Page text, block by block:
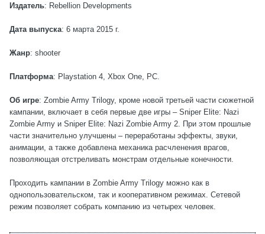
Издатель: Rebellion Developments
Дата выпуска: 6 марта 2015 г.
Жанр: shooter
Платформа: Playstation 4, Xbox One, PC.
Об игре: Zombie Army Trilogy, кроме новой третьей части сюжетной
кампании, включает в себя первые две игры – Sniper Elite: Nazi
Zombie Army и Sniper Elite: Nazi Zombie Army 2. При этом прошлые
части значительно улучшены – переработаны эффекты, звуки,
анимации, а также добавлена механика расчленения врагов,
позволяющая отстреливать монстрам отдельные конечности.
Проходить кампании в Zombie Army Trilogy можно как в
однопользовательском, так и кооперативном режимах. Сетевой
режим позволяет собрать компанию из четырех человек.